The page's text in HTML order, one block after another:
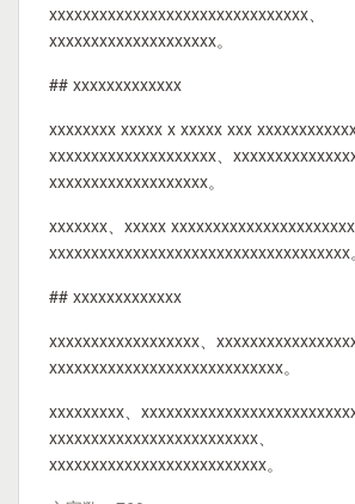
xxxxxxxxxxxxxxxxxxxxxxxxxxxxxxx、
xxxxxxxxxxxxxxxxxxxx。
## xxxxxxxxxxxxx
xxxxxxxx xxxxx x xxxxx xxx
xxxxxxxxxxxxxxxxxxxx、
xxxxxxxxxxxxxxxxxxx。
xxxxxxx、xxxxx
xxxxxxxxxxxxxxxxxxxxxxxxxxxxxxxxxxxx。
## xxxxxxxxxxxxx
xxxxxxxxxxxxxxxxxx、
xxxxxxxxxxxxxxxxxxxxxxxxxxxx。
xxxxxxxxx、
xxxxxxxxxxxxxxxxxxxxxxxxx、
xxxxxxxxxxxxxxxxxxxxxxxxxx。